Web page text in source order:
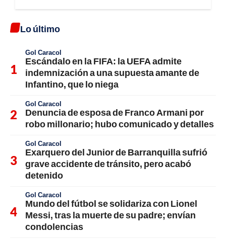
Lo último
Gol Caracol
Escándalo en la FIFA: la UEFA admite
indemnización a una supuesta amante de
Infantino, que lo niega
Gol Caracol
Denuncia de esposa de Franco Armani por
robo millonario; hubo comunicado y detalles
Gol Caracol
Exarquero del Junior de Barranquilla sufrió
grave accidente de tránsito, pero acabó
detenido
Gol Caracol
Mundo del fútbol se solidariza con Lionel
Messi, tras la muerte de su padre; envían
condolencias